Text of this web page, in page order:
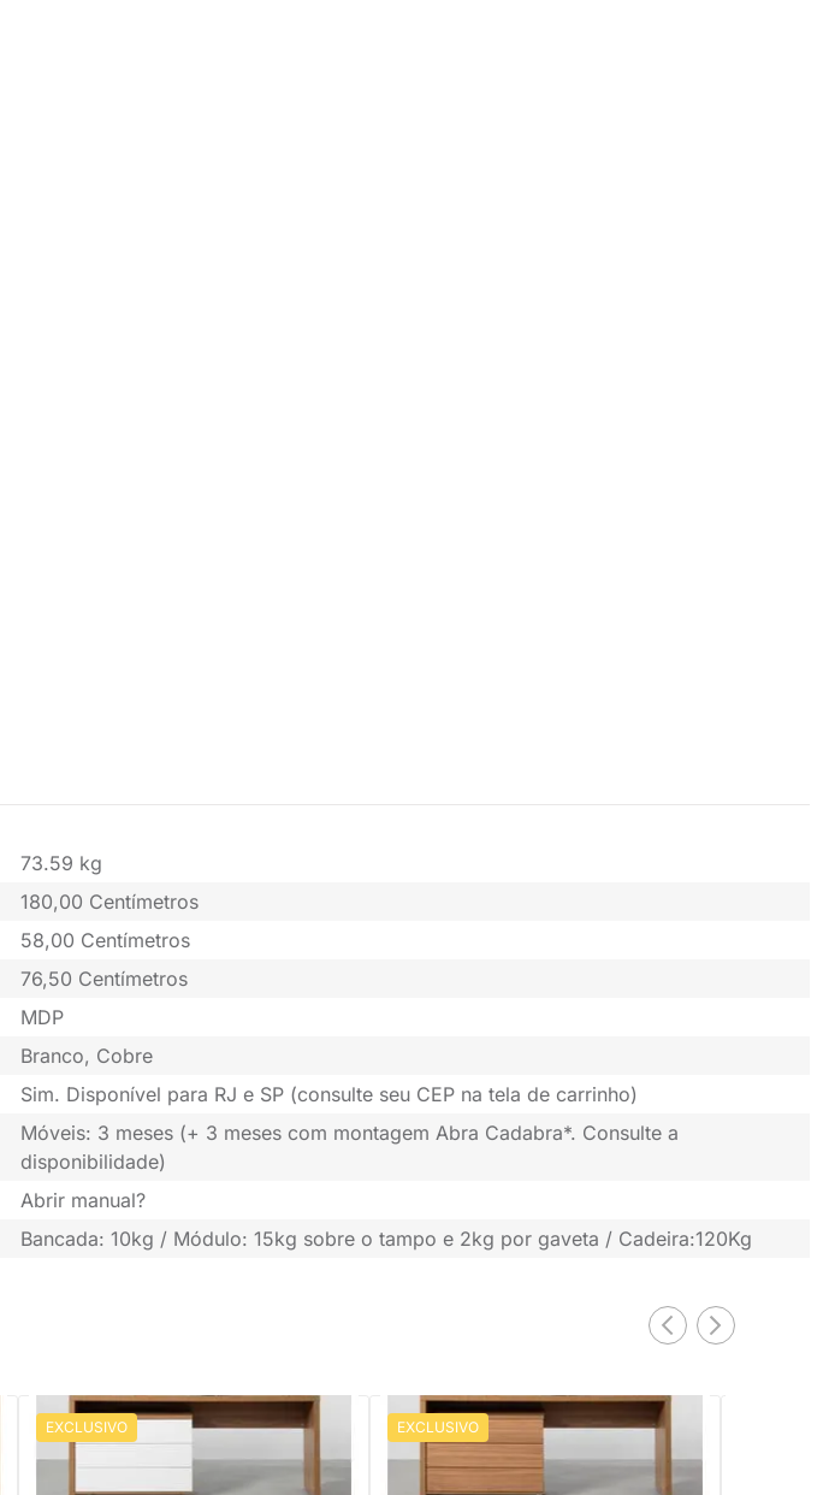
73.59 kg
180,00 Centímetros
58,00 Centímetros
76,50 Centímetros
MDP
Branco, Cobre
Sim. Disponível para RJ e SP (consulte seu CEP na tela de carrinho)
Móveis: 3 meses (+ 3 meses com montagem Abra Cadabra*. Consulte a
disponibilidade)
Abrir manual?
Bancada: 10kg / Módulo: 15kg sobre o tampo e 2kg por gaveta / Cadeira:120Kg
EXCLUSIVO PRONTA ENTREGA
Conjunto Office - Bancada
EXCLUSIVO PRONTA ENTREGA
Conjunto Office - Bancada